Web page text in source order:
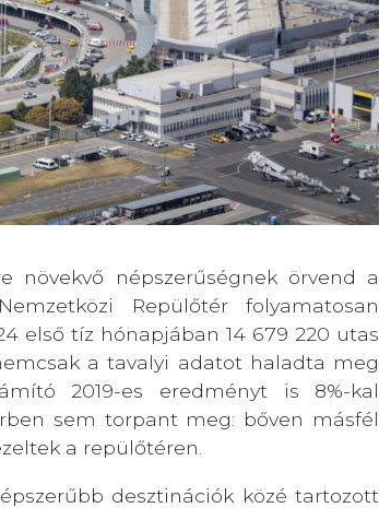
növekvő népszerűségnek örvend a
Repülőtér folyamatosan
első tíz hónapjában 14 679 220 utas
a tavalyi adatot haladta meg
2019-es eredményt is 8%-kal
sem torpant meg: bőven másfél
a repülőtéren.
desztinációk közé tartozott